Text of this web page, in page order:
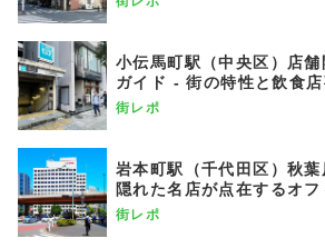
小伝馬町駅（中央区）店
ガイド - 街の特性と飲食
街レポ
岩本町駅（千代田区）秋葉
隠れた名店が点在するオフ
街レポ